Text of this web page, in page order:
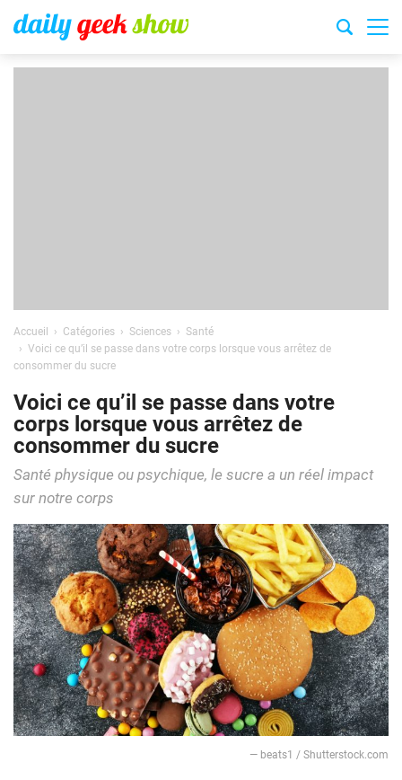
Accueil Catégories Sciences
Santé
Voici ce qu’il se passe dans votre corps lorsque vous arrêtez de
consommer du sucre
Voici ce qu’il se passe dans votre
corps lorsque vous arrêtez de
consommer du sucre
Santé physique ou psychique, le sucre a un réel impact
sur notre corps
— beats1 / Shutterstock.com